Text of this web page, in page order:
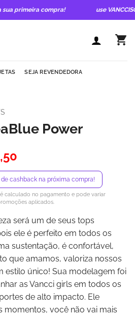
primeira compra! use
SEJA REVENDEDORA
Power
de cashback na próxima compra!
calculado no pagamento e pode variar
aplicados.
será um de seus tops
ele é perfeito em todos os
sustentação, é confortável,
que amamos, valoriza nossos
estilo único! Sua modelagem foi
as Vancci girls em todos os
de alto impacto. Ele
você não vai mais